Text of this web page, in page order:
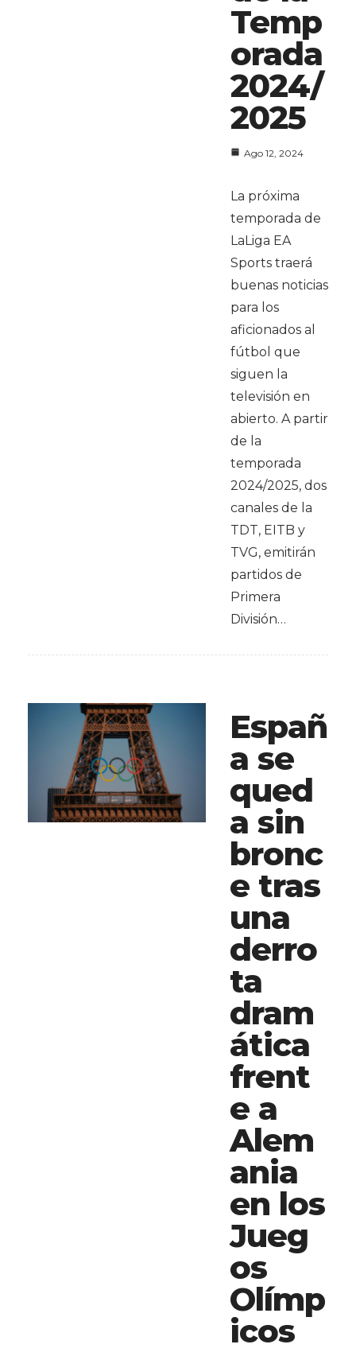
Temp
orada
2024/
2025
Ago 12, 2024
La próxima
temporada de
LaLiga EA
Sports traerá
buenas noticias
para los
aficionados al
fútbol que
siguen la
televisión en
abierto. A partir
de la
temporada
2024/2025, dos
canales de la
TDT, EITB y
TVG, emitirán
partidos de
Primera
División…
Españ
a se
qued
a sin
bronc
e tras
una
derro
ta
dram
ática
frent
e a
Alem
ania
en los
Jueg
os
Olímp
icos